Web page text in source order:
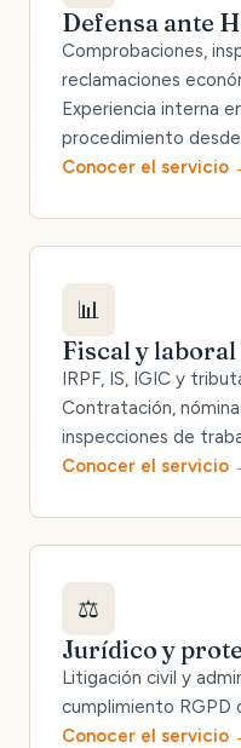
Defensa ante
Comprobaciones,
reclamaciones
Experiencia interna
procedimiento
Conocer el servicio
📊
Fiscal y laboral
IRPF, IS, IGIC y
Contratación,
inspecciones de
Conocer el servicio
⚖️
Jurídico y
Litigación civil y
cumplimiento RGPD
Conocer el servicio